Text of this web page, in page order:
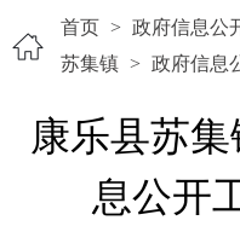
首页 > 政府信息公
苏集镇 > 政府信息
康乐县苏
息公开